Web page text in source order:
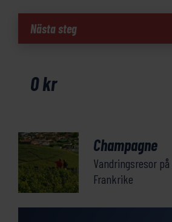
Champagne
vinvandring
Nästa steg
0kr
Champagne
Vandringsresor
Frankrike